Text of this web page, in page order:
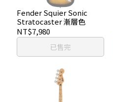
Fender Squier Sonic
Stratocaster 漸層色
NT$7,980
已售完